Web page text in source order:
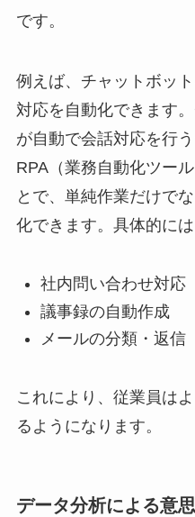
です。
例えば、チャットボッ
対応を自動化できます
が自動で会話対応を行
RPA（業務自動化ツー
とで、単純作業だけで
化できます。具体的には
社内問い合わせ対応
議事録の自動作成
メールの分類・返信
これにより、従業員は
るようになります。
データ分析による意